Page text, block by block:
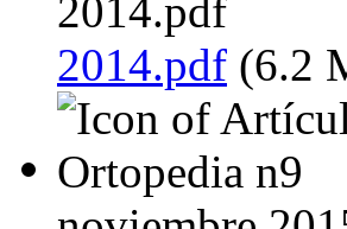
2014.pdf (6.2